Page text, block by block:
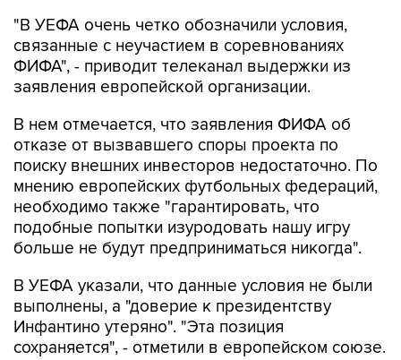
"В УЕФА очень четко обозначили условия,
связанные с неучастием в соревнованиях
ФИФА", - приводит телеканал выдержки из
заявления европейской организации.
В нем отмечается, что заявления ФИФА об
отказе от вызвавшего споры проекта по
поиску внешних инвесторов недостаточно. По
мнению европейских футбольных федераций,
необходимо также "гарантировать, что
подобные попытки изуродовать нашу игру
больше не будут предприниматься никогда".
В УЕФА указали, что данные условия не были
выполнены, а "доверие к президентству
Инфантино утеряно". "Эта позиция
сохраняется", - отметили в европейском союзе.